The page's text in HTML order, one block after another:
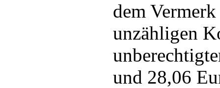
dem
unzähligen
und 28,06